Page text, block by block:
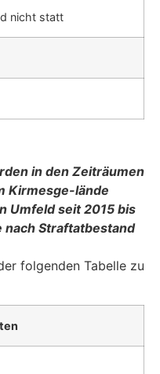
nicht statt
in den Zeiträumen
Kirmesge-lände
Umfeld seit 2015 bis
Straftatbestand
folgenden Tabelle zu